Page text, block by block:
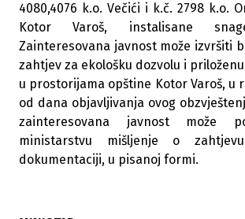
4080,4076 k.o. Večići i k.č. 2798 k.o.
Kotor Varoš, instalisane
Zainteresovana javnost može izvršiti
zahtjev za ekološku dozvolu i
u prostorijama opštine Kotor Varoš, u
od dana objavljivanja ovog
zainteresovana javnost može
ministarstvu mišljenje o
dokumentaciji, u pisanoj formi.